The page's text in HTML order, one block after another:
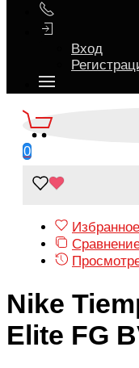
Вход
0
Избранное
Nike
Elite FG